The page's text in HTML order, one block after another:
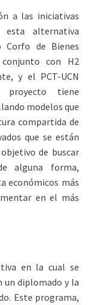
a las iniciativas
alternativa
Corfo de Bienes
con H2
y el PCT-UCN
proyecto tiene
modelos que
compartida de
que se están
de buscar
alguna forma,
económicos más
en el más
en la cual se
un diplomado y la
Este programa,